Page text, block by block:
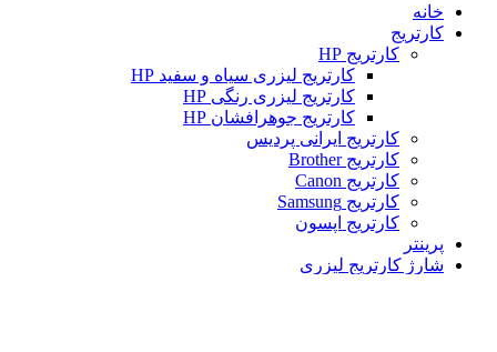
خانه
کارتریج
کارتریج HP
کارتریج لیزری سیاه و سفید HP
کارتریج لیزری رنگی HP
کارتریج جوهرافشان HP
کارتریج ایرانی پردیس
کارتریج Brother
کارتریج Canon
کارتریج Samsung
کارتریج اپسون
پرینتر
شارژ کارتریج لیزری